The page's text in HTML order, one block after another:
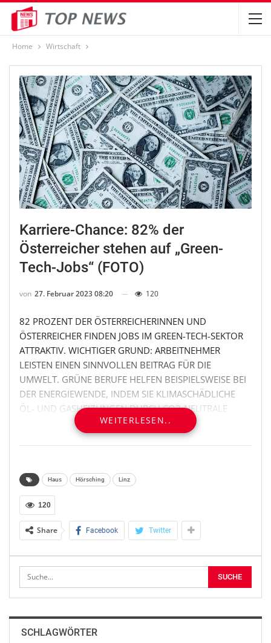
Home Wirtschaft
Karriere-Chance: 82% der
Österreicher stehen auf „Green-
Tech-Jobs“ (FOTO)
von 27. Februar 2023 08:20 120
82 PROZENT DER ÖSTERREICHERINNEN UND
ÖSTERREICHER FINDEN JOBS IM GREEN-TECH-SEKTOR
ATTRAKTIV. WICHTIGER GRUND: ARBEITNEHMER
LEISTEN EINEN SINNVOLLEN BEITRAG FÜR DIE
UMWELT. GRÜNE BERUFE HELFEN BEISPIELSWEISE BEI
DER ENERGIEWENDE, INDEM SIE KLIMASCHÄDLICHE
ÖL- UND GASHEIZUNGEN DURCH CO2-NEUTRALE
WÄRMEPUMPENHEIZUNGEN ERSETZEN ODER DIE
ENERGIEVERSORGUNG AUF ERNEUERBARE QUELLEN
VON STIEBEL ELTRON 1.000 ÖSTERREICHERINNEN UND
ÖSTERREICHER BEVÖLKERUNGSREPRÄSENTATIV VON
EINEM MARKTFORSCHUNGSINSTITUT BEFRAGT.
„Grüne Berufe stehen in der Bevölkerung hoch im Kurs
und wir freuen uns sehr über dieses wertschätzende
Ergebnis aus der Umfrage“ sagt Thomas Mader,
Geschäftsführer des Haus- und
Systemtechnikherstellers Stiebel Eltron Österreich. „Die
Altersgruppen – das werten wir als gute Nachricht für
WEITERLESEN..
Haus Hörsching Linz
120
Share Facebook Twitter
SCHLAGWÖRTER